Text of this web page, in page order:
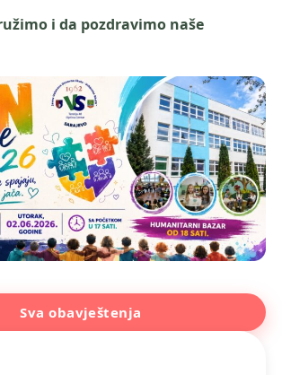
i da pozdravimo naše
Sva obavještenja